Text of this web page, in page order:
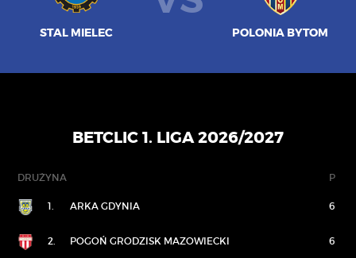
STAL MIELEC POLONIA BYTOM
BETCLIC 1. LIGA 2026/2027
DRUŻYNA P
1. ARKA GDYNIA 6
2. POGOŃ GRODZISK MAZOWIECKI 6